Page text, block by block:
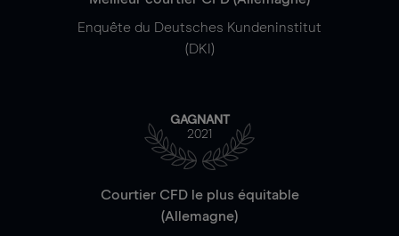
Enquête du Deutsches Kundeninstitut
(DKI)
GAGNANT
2021
Courtier CFD le plus équitable
(Allemagne)